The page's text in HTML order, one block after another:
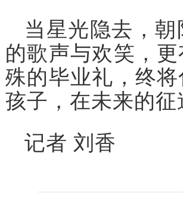
当星光隐去，
的歌声与欢笑，
殊的毕业礼，终
孩子，在未来的
记者 刘香